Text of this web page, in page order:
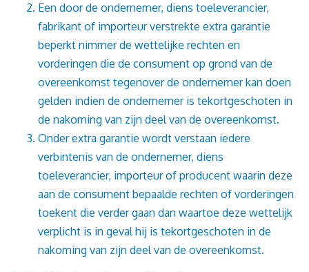
Een door de ondernemer, diens toeleverancier,
fabrikant of importeur verstrekte extra garantie
beperkt nimmer de wettelijke rechten en
vorderingen die de consument op grond van de
overeenkomst tegenover de ondernemer kan doen
gelden indien de ondernemer is tekortgeschoten in
de nakoming van zijn deel van de overeenkomst.
Onder extra garantie wordt verstaan iedere
verbintenis van de ondernemer, diens
toeleverancier, importeur of producent waarin deze
aan de consument bepaalde rechten of vorderingen
toekent die verder gaan dan waartoe deze wettelijk
verplicht is in geval hij is tekortgeschoten in de
nakoming van zijn deel van de overeenkomst.